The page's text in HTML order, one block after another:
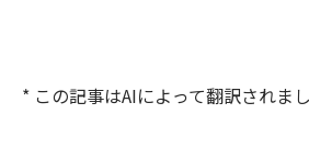
* この記事はAIによって翻訳されまし